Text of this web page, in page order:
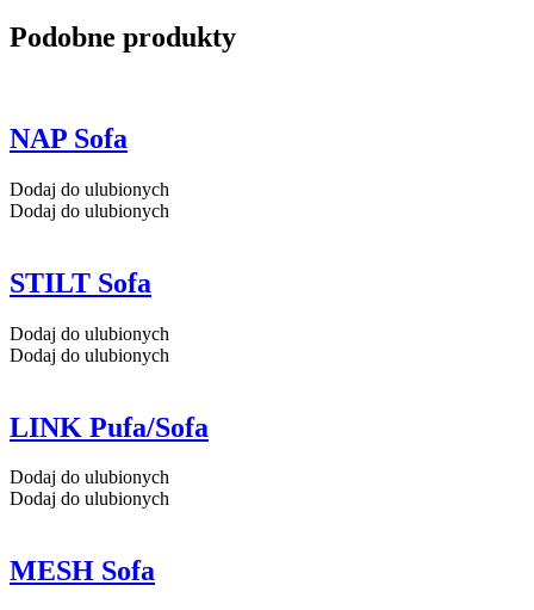
Podobne produkty
NAP Sofa
Dodaj do ulubionych
Dodaj do ulubionych
STILT Sofa
Dodaj do ulubionych
Dodaj do ulubionych
LINK Pufa/Sofa
Dodaj do ulubionych
Dodaj do ulubionych
MESH Sofa